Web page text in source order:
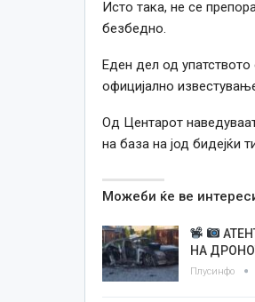
Исто така, не се
безбедно.
Еден дел од
официјално
Од Центарот
на база на јод бидејќи
Можеби ќе ве
НА
Плусинфо